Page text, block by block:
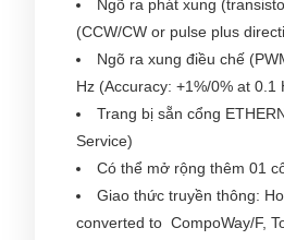
Ngõ ra phát xung
(CCW/CW or pulse plus
Ngõ ra xung điều chế
Hz (Accuracy: +1%/0% at
Trang bị sẵn cổng
Service)
Có thể mở rộng thêm 01
Giao thức truyền thông:
converted to CompoWay/F,